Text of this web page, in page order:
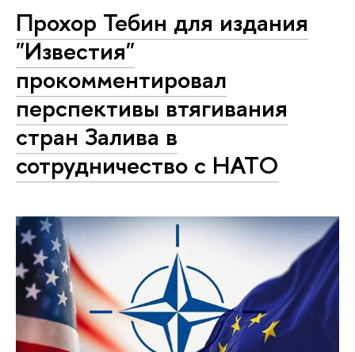
Прохор Тебин для издания
"Известия"
прокомментировал
перспективы втягивания
стран Залива в
сотрудничество с НАТО